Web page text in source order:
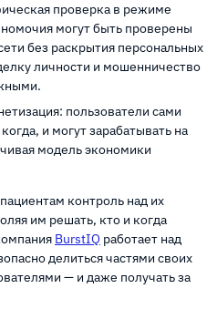
проверка в режиме
могут быть проверены
без раскрытия персональных
личности и мошенничество
пользователи сами
и могут зарабатывать на
модель экономики
контроль над их
им решать, кто и когда
BurstIQ работает над
делиться частями своих
— и даже получать за